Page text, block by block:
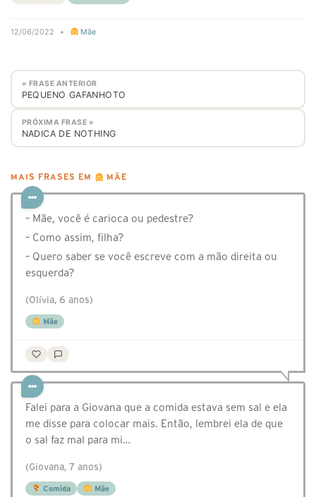
12/06/2022 • Mãe
« FRASE ANTERIOR
PEQUENO GAFANHOTO
PRÓXIMA FRASE »
NADICA DE NOTHING
MAIS FRASES EM MÃE
– Mãe, você é carioca ou pedestre?
– Como assim, filha?
– Quero saber se você escreve com a mão direita ou
esquerda?
(Olívia, 6 anos)
Mãe
Falei para a Giovana que a comida estava sem sal e ela
me disse para colocar mais. Então, lembrei ela de que
o sal faz mal para mi…
(Giovana, 7 anos)
Comida Mãe